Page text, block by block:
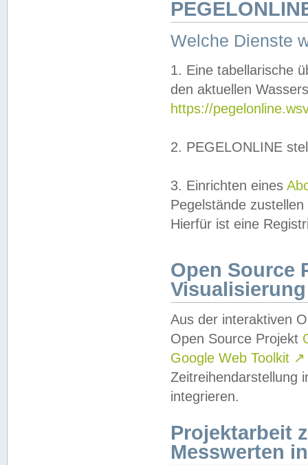
Welche Dienste
1. Eine tabellarische
den aktuellen
https://
2. PEGELONLINE
3. Einrichten eines
Pegelstände
Hierfür ist eine
Open Source
Visualisierung
Aus der interaktiven
Open Source Projekt
Google Web Toolkit ↗
Zeitreihendarstellung
integrieren.
Projektarbeit
Messwerten